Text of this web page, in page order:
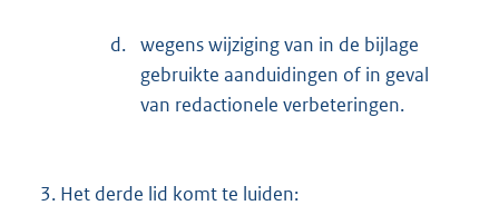
d. wegens wijziging van in de bijlage
gebruikte aanduidingen of in geval
van redactionele verbeteringen.
3. Het derde lid komt te luiden: